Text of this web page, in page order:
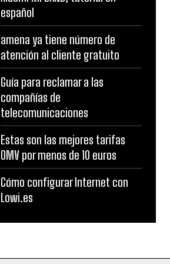
español
amena ya tiene número de
atención al cliente gratuito
Guía para reclamar a las
compañías de
telecomunicaciones
Estas son las mejores tarifas
OMV por menos de 10 euros
Cómo configurar Internet con
Lowi.es